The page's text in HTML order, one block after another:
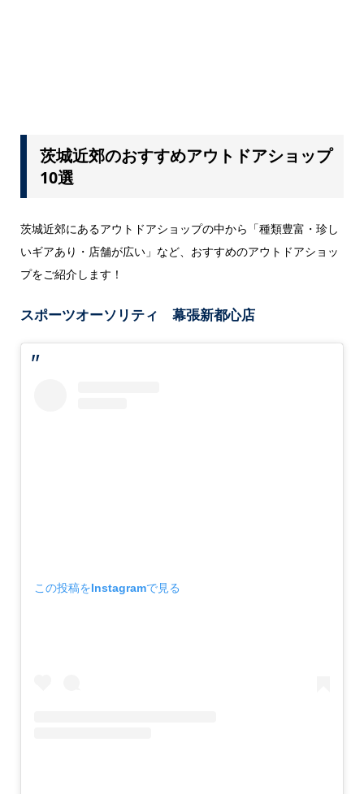
茨城近郊のおすすめアウトドアショップ
10選
茨城近郊にあるアウトドアショップの中から「種類豊富・珍し
いギアあり・店舗が広い」など、おすすめのアウトドアショッ
プをご紹介します！
スポーツオーソリティ 幕張新都心店
この投稿をInstagramで見る